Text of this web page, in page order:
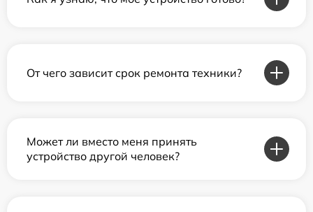
От чего зависит срок ремонта техники?
Может ли вместо меня принять
устройство другой человек?